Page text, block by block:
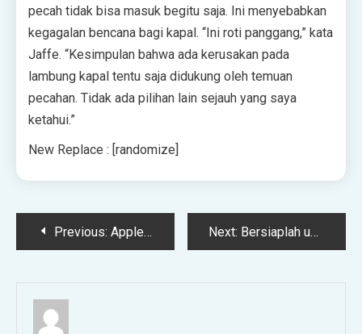
pecah tidak bisa masuk begitu saja. Ini menyebabkan
kegagalan bencana bagi kapal. “Ini roti panggang,” kata
Jaffe. “Kesimpulan bahwa ada kerusakan pada
lambung kapal tentu saja didukung oleh temuan
pecahan. Tidak ada pilihan lain sejauh yang saya
ketahui.”
New Replace : [randomize]
PostPrevious: Apple Menghadapi Apel dalam Pertarungan Merek Dagang yang Benar-Benar Aneh Next: Bersiaplah untuk Pertempuran Metaverses